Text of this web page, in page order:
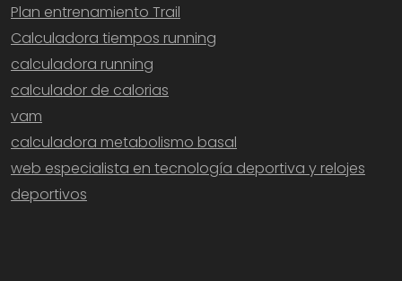
Plan entrenamiento Trail
Calculadora tiempos running
calculadora running
calculador de calorias
vam
calculadora metabolismo basal
web especialista en tecnología deportiva y relojes
deportivos